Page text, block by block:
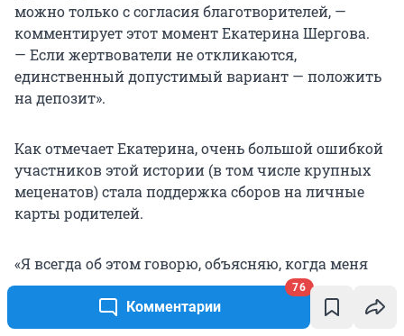
Комментарии
76
можно только с согласия благотворителей, —
комментирует этот момент Екатерина Шергова.
— Если жертвователи не откликаются,
единственный допустимый вариант — положить
на депозит».
Как отмечает Екатерина, очень большой ошибкой
участников этой истории (в том числе крупных
меценатов) стала поддержка сборов на личные
карты родителей.
«Я всегда об этом говорю, объясняю, когда меня
спрашивают жертвователи. У вас был
эмоциональный порыв, вы прочитали историю,
увидели фото ребенка, перечислили на карту